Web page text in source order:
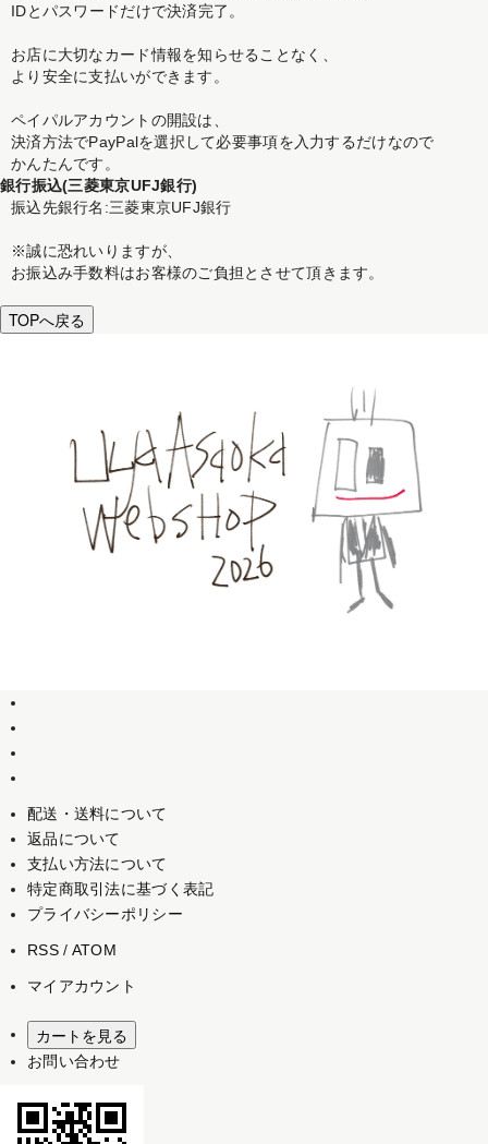
IDとパスワードだけで決済完了。
お店に大切なカード情報を知らせることなく、
より安全に支払いができます。
ペイパルアカウントの開設は、
決済方法でPayPalを選択して必要事項を入力するだけなので
かんたんです。
銀行振込(三菱東京UFJ銀行)
振込先銀行名:三菱東京UFJ銀行
※誠に恐れいりますが、
お振込み手数料はお客様のご負担とさせて頂きます。
TOPへ戻る
配送・送料について
返品について
支払い方法について
特定商取引法に基づく表記
プライバシーポリシー
RSS/ ATOM
マイアカウント
カートを見る
お問い合わせ